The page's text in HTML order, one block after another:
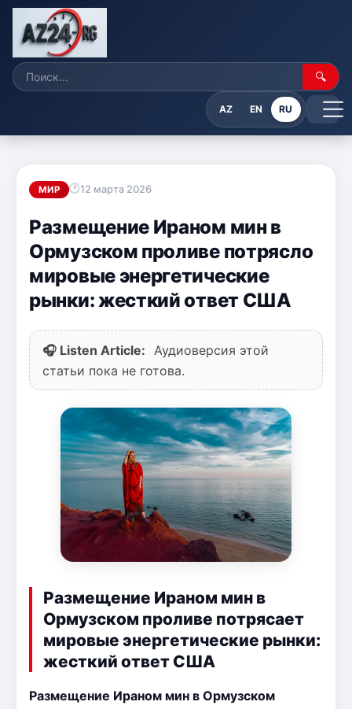
🔍
AZ EN RU
МИР 12 марта 2026
Размещение Ираном мин в
Ормузском проливе потрясло
мировые энергетические
рынки: жесткий ответ США
🎧 Listen Article:
Аудиоверсия этой
статьи пока не готова.
Размещение Ираном мин в
Ормузском проливе потрясает
мировые энергетические рынки:
жесткий ответ США
Размещение Ираном мин в Ормузском